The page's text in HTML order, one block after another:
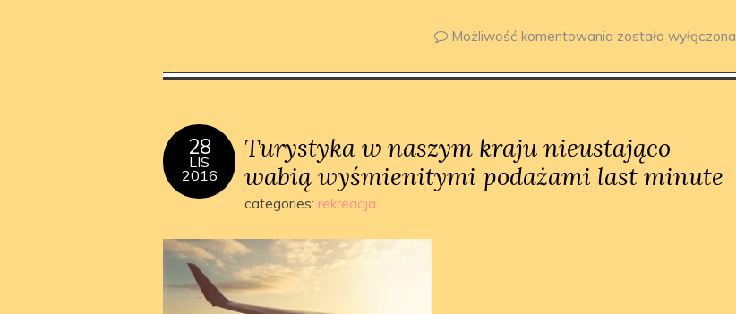
Możliwość komentowania została wyłączona
28
LIS
2016
Turystyka w naszym kraju nieustająco
wabią wyśmienitymi podażami last minute
categories: rekreacja